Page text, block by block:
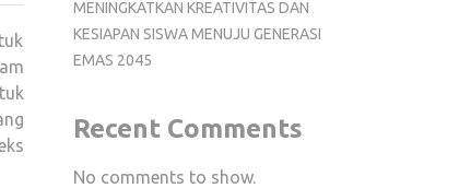
MENGEMBANGKAN
KREATIVITAS
ANAK
MENINGKATKAN KREATIVITAS DAN
KESIAPAN SISWA MENUJU GENERASI
EMAS 2045
Recent Comments
No comments to show.